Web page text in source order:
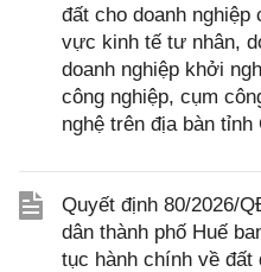
đất cho doanh nghiệp
vực kinh tế tư nhân,
doanh nghiệp khởi
công nghiệp, cụm
nghệ trên địa bàn tỉnh
Quyết định 80/2026/
dân thành phố Huế
tục hành chính về đất